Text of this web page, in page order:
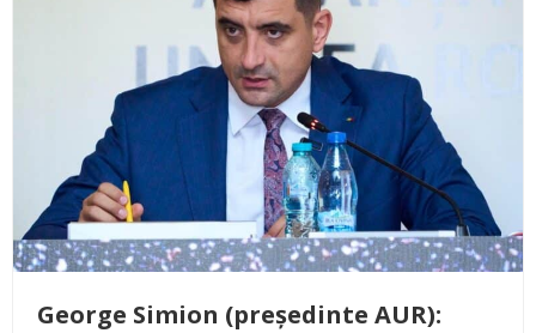
George Simion (președinte AUR):